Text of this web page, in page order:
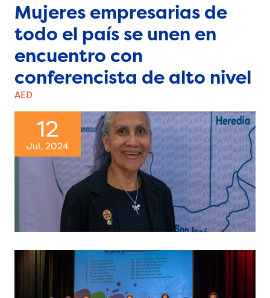
Mujeres empresarias de
todo el país se unen en
encuentro con
conferencista de alto nivel
AED
12
Jul, 2024